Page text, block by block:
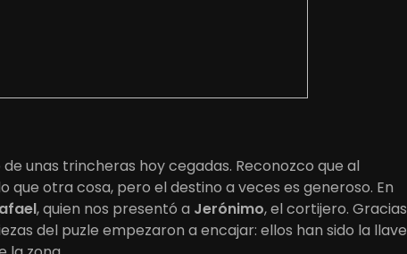
unas trincheras hoy cegadas. Reconozco que al
otra cosa, pero el destino a veces es generoso. En
, quien nos presentó a Jerónimo, el cortijero. Gracias
del puzle empezaron a encajar: ellos han sido la llave